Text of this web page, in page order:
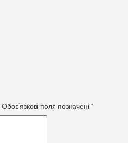
Обов’язкові поля позначені *